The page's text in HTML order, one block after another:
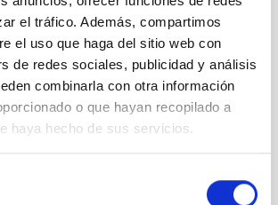
el tráfico. Además, compartimos
el uso que haga del sitio web con
de redes sociales, publicidad y análisis
combinarla con otra información
o que hayan recopilado a
haya hecho de sus servicios.